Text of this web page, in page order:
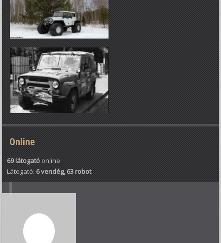
Online
69 látogatóonline
Látogató:6 vendég, 63 robot